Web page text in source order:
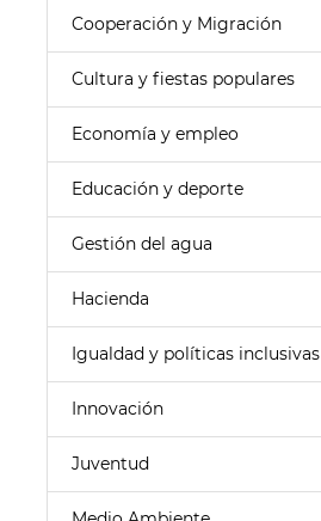
Cooperación y Migración
Cultura y fiestas populares
Economía y empleo
Educación y deporte
Gestión del agua
Hacienda
Igualdad y políticas inclusivas
Innovación
Juventud